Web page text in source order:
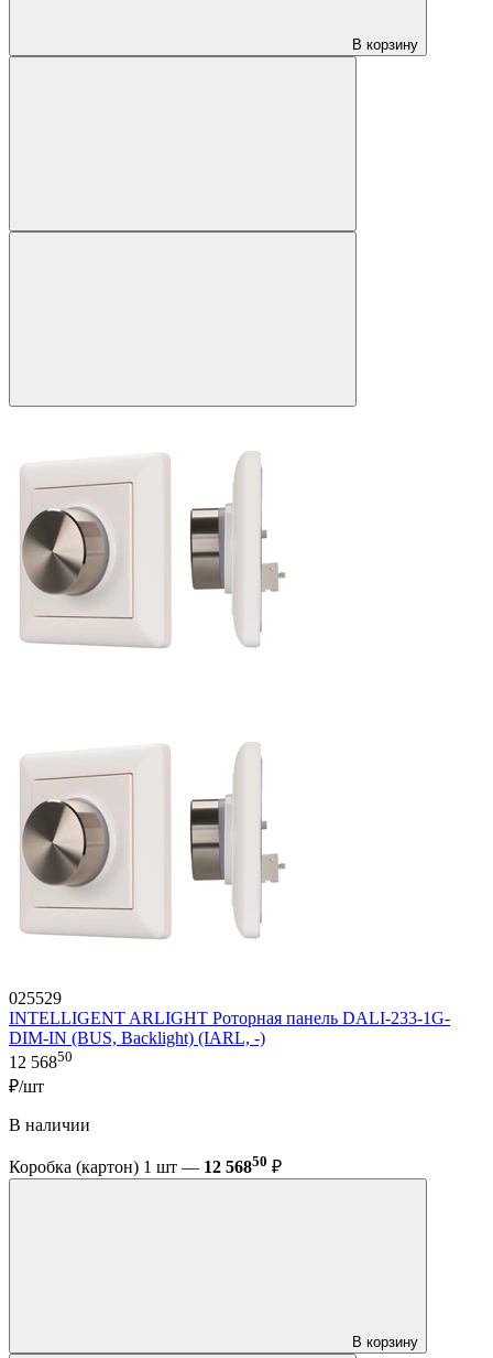
В корзину
025529
INTELLIGENT ARLIGHT Роторная панель DALI-233-1G-
DIM-IN (BUS, Backlight) (IARL, -)
12 56850
₽/шт
В наличии
Коробка (картон) 1 шт — 12 56850 ₽
В корзину